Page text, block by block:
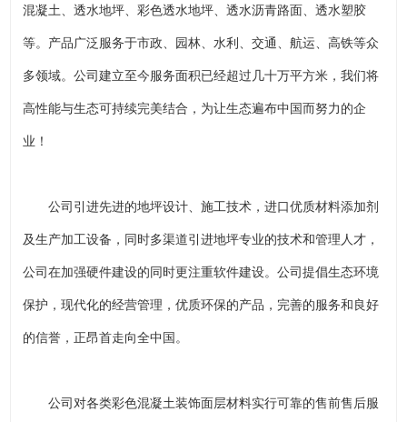
混凝土、透水地坪、彩色透水地坪、透水沥青路面、透水塑胶
等。产品广泛服务于市政、园林、水利、交通、航运、高铁等众
多领域。公司建立至今服务面积已经超过几十万平方米，我们将
高性能与生态可持续完美结合，为让生态遍布中国而努力的企
业！
公司引进先进的地坪设计、施工技术，进口优质材料添加剂
及生产加工设备，同时多渠道引进地坪专业的技术和管理人才，
公司在加强硬件建设的同时更注重软件建设。公司提倡生态环境
保护，现代化的经营管理，优质环保的产品，完善的服务和良好
的信誉，正昂首走向全中国。
公司对各类彩色混凝土装饰面层材料实行可靠的售前售后服